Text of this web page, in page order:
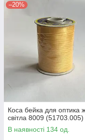
–20%
Коса бейка для оптика
світла 8009 (51703.005)
В наявності 134 од.